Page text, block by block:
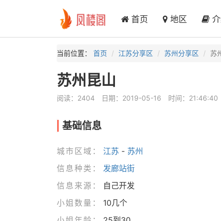
首页 地区 介
当前位置： 首页 江苏分享区 苏州分享区 苏
苏州昆山
阅读：2404 日期：2019-05-16 时间：21:46:40
基础信息
城市区域： 江苏 - 苏州
信息种类：
发廊站街
信息来源：
自己开发
小姐数量：
10几个